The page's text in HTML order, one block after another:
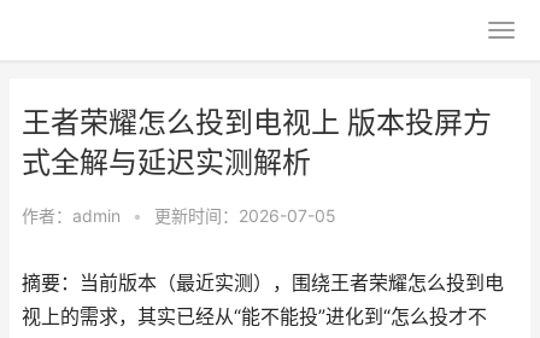
王者荣耀怎么投到电视上 版本投屏方
式全解与延迟实测解析
作者： admin • 更新时间：2026-07-05
摘要：当前版本（最近实测），围绕王者荣耀怎么投到电
视上的需求，其实已经从“能不能投”进化到“怎么投才不